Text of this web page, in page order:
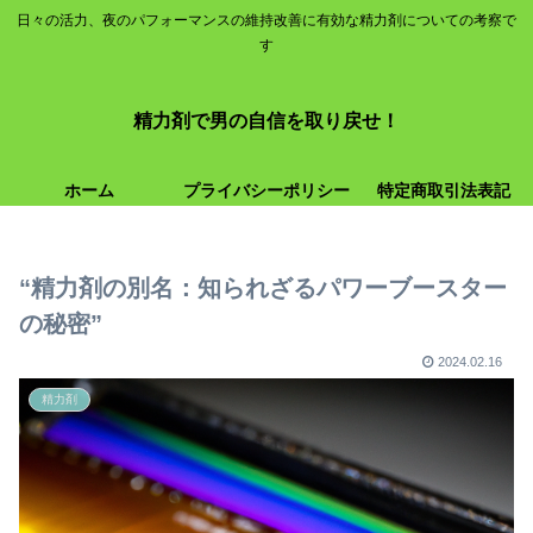
日々の活力、夜のパフォーマンスの維持改善に有効な精力剤についての考察で
す
精力剤で男の自信を取り戻せ！
ホーム プライバシーポリシー 特定商取引法表記
“精力剤の別名：知られざるパワーブースター
の秘密”
2024.02.16
精力剤